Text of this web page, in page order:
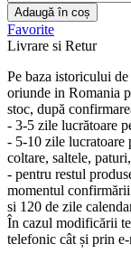
Adaugă în coș
Favorite
Livrare si Retur
Pe baza istoricului
oriunde in Romania
stoc, după
- 3-5 zile lucrătoare
- 5-10 zile lucratoare
coltare, saltele,
- pentru restul
momentul
si 120 de zile
În cazul modificării
telefonic cât și prin